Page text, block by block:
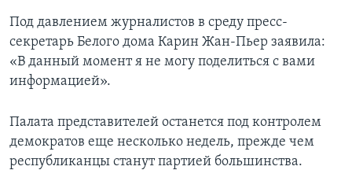
Под давлением журналистов в среду пресс-
секретарь Белого дома Карин Жан-Пьер заявила:
«В данный момент я не могу поделиться с вами
информацией».
Палата представителей останется под контролем
демократов еще несколько недель, прежде чем
республиканцы станут партией большинства.